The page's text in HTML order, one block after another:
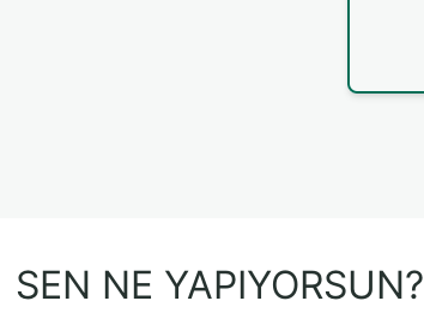
SEN NE YAPIYORSUN?